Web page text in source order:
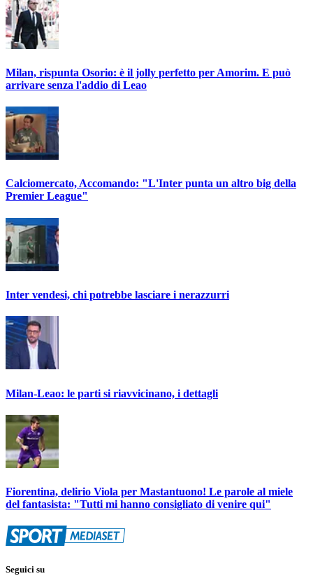
Milan, rispunta Osorio: è il jolly perfetto per Amorim. E può
arrivare senza l'addio di Leao
Calciomercato, Accomando: "L'Inter punta un altro big della
Premier League"
Inter vendesi, chi potrebbe lasciare i nerazzurri
Milan-Leao: le parti si riavvicinano, i dettagli
Fiorentina, delirio Viola per Mastantuono! Le parole al miele
del fantasista: "Tutti mi hanno consigliato di venire qui"
Seguici su